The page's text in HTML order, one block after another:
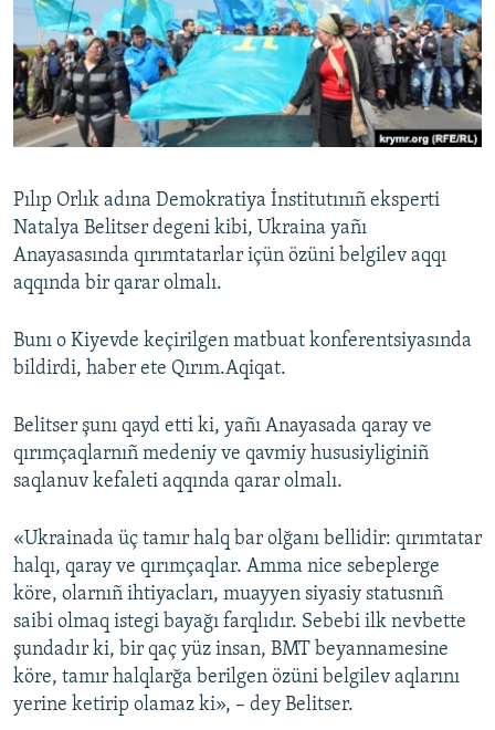
Русский
Українською
QOŞULIÑIZ!
RFE/RS bütün saytları
Pılıp Orlık adına Demokratiya İnstitutınıñ eksperti
Natalya Belitser degeni kibi, Ukraina yañı
Anayasasında qırımtatarlar içün özüni belgilev aqqı
aqqında bir qarar olmalı.
Bunı o Kiyevde keçirilgen matbuat konferentsiyasında
bildirdi, haber ete Qırım.Aqiqat.
Belitser şunı qayd etti ki, yañı Anayasada qaray ve
qırımçaqlarnıñ medeniy ve qavmiy hususiyliginiñ
saqlanuv kefaleti aqqında qarar olmalı.
«Ukrainada üç tamır halq bar olğanı bellidir: qırımtatar
halqı, qaray ve qırımçaqlar. Amma nice sebeplerge
köre, olarnıñ ihtiyacları, muayyen siyasiy statusnıñ
saibi olmaq istegi bayağı farqlıdır. Sebebi ilk nevbette
şundadır ki, bir qaç yüz insan, BMT beyannamesine
köre, tamır halqlarğa berilgen özüni belgilev aqlarını
yerine ketirip olamaz ki», – dey Belitser.